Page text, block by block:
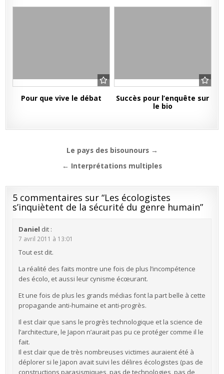
Pour que vive le débat
Succès pour l’enquête sur
le bio
NavigationLe pays des bisounours →
← Interprétations multiples
5 commentaires sur “Les écologistes
s’inquiètent de la sécurité du genre humain”
Daniel dit :
7 avril 2011 à 13:01
Tout est dit.
La réalité des faits montre une fois de plus l’incompétence
des écolo, et aussi leur cynisme écœurant.
Et une fois de plus les grands médias font la part belle à cette
propagande anti-humaine et anti-progrès.
Il est clair que sans le progrès technologique et la science de
l’architecture, le Japon n’aurait pas pu ce protéger comme il le
fait.
Il est clair que de très nombreuses victimes auraient été à
déplorer si le Japon avait suivi les délires écologistes (pas de
constructions parasismiques, pas de technologies, pas de